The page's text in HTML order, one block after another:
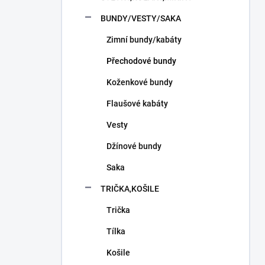
BUNDY/VESTY/SAKA
Zimní bundy/kabáty
Přechodové bundy
Koženkové bundy
Flaušové kabáty
Vesty
Džínové bundy
Saka
TRIČKA,KOŠILE
Trička
Tílka
Košile